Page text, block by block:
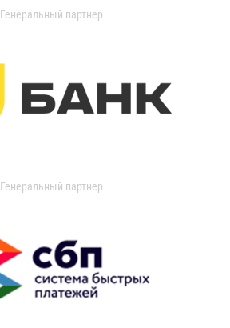
Генеральный партнер
Генеральный партнер